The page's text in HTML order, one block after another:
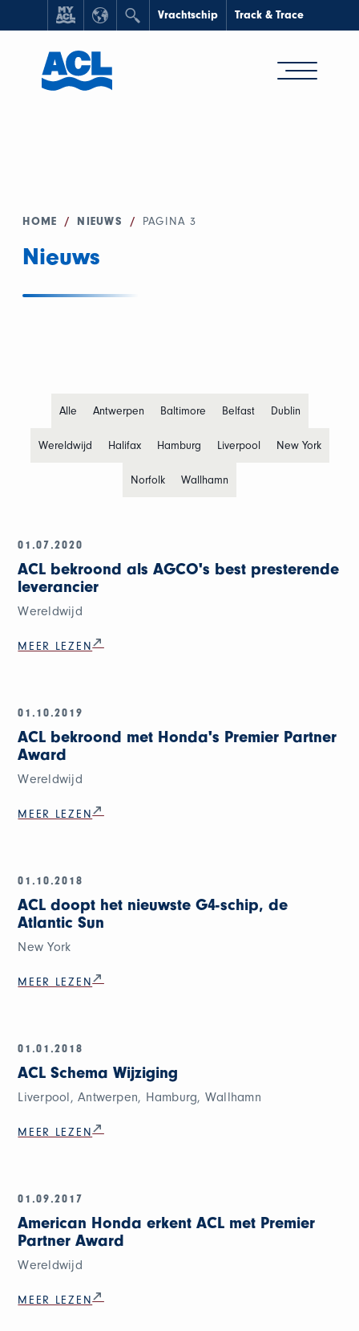
Vrachtschip Track & Trace
HOME / NIEUWS / PAGINA 3
Nieuws
Alle Antwerpen Baltimore Belfast Dublin
Wereldwijd Halifax Hamburg Liverpool New York
Norfolk Wallhamn
01.07.2020
ACL bekroond als AGCO's best presterende
leverancier
Wereldwijd
MEER LEZEN
01.10.2019
ACL bekroond met Honda's Premier Partner
Award
Wereldwijd
MEER LEZEN
01.10.2018
ACL doopt het nieuwste G4-schip, de
Atlantic Sun
New York
MEER LEZEN
01.01.2018
ACL Schema Wijziging
Liverpool, Antwerpen, Hamburg, Wallhamn
MEER LEZEN
01.09.2017
American Honda erkent ACL met Premier
Partner Award
Wereldwijd
MEER LEZEN